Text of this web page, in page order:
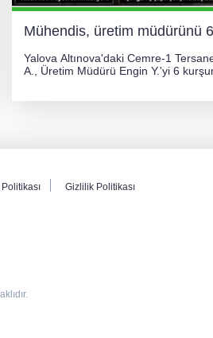
Mühendis, üretim müdürünü
Yalova Altınova'daki Cemre-1
A., Üretim Müdürü Engin Y.'yi 6
Gizlilik Politikası